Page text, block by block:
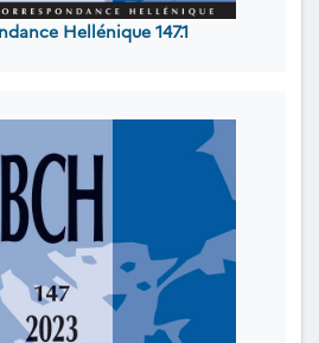
Hellénique 147.1